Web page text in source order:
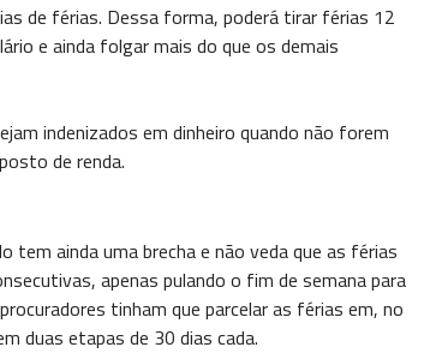
de férias. Dessa forma, poderá tirar férias 12
e ainda folgar mais do que os demais
indenizados em dinheiro quando não forem
de renda.
tem ainda uma brecha e não veda que as férias
apenas pulando o fim de semana para
tinham que parcelar as férias em, no
duas etapas de 30 dias cada.